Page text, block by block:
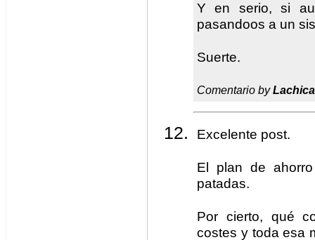
Y en serio, si
pasandoos a un
Suerte.
Comentario by
Excelente post.
El plan de
patadas.
Por cierto, qué
costes y toda esa